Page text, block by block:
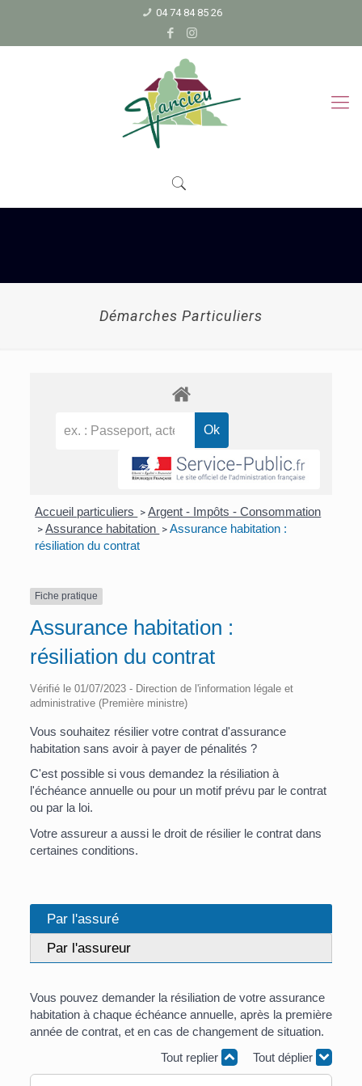
04 74 84 85 26
Démarches Particuliers
Accueil particuliers > Argent - Impôts - Consommation
> Assurance habitation > Assurance habitation :
résiliation du contrat
Fiche pratique
Assurance habitation :
résiliation du contrat
Vérifié le 01/07/2023 - Direction de l'information légale et
administrative (Première ministre)
Vous souhaitez résilier votre contrat d'assurance
habitation sans avoir à payer de pénalités ?
C'est possible si vous demandez la résiliation à
l'échéance annuelle ou pour un motif prévu par le contrat
ou par la loi.
Votre assureur a aussi le droit de résilier le contrat dans
certaines conditions.
Par l'assuré
Par l'assureur
Vous pouvez demander la résiliation de votre assurance
habitation à chaque échéance annuelle, après la première
année de contrat, et en cas de changement de situation.
Tout replier
Tout déplier